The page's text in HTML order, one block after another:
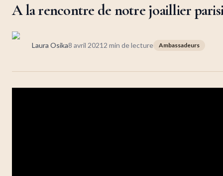
A la rencontre de notre joaillier
Laura Osika8 avril 2021 2 min de lecture Ambassadeurs